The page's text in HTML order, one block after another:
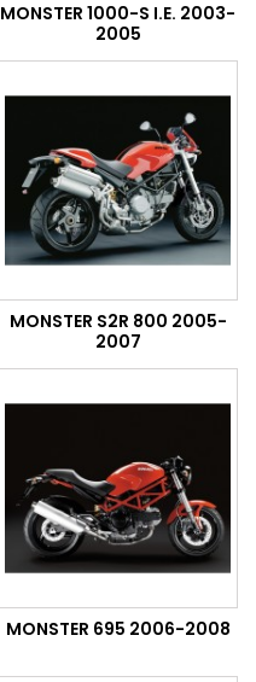
MONSTER 1000-S I.E. 2003-
2005
MONSTER S2R 800 2005-
2007
MONSTER 695 2006-2008